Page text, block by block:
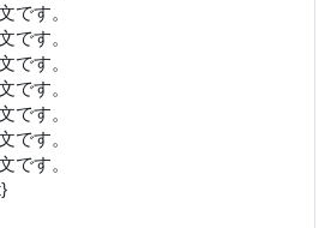
です。
です。
です。
です。
です。
です。
です。